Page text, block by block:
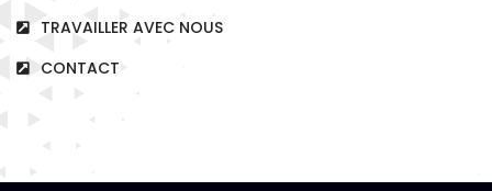
TRAVAILLER AVEC NOUS
CONTACT